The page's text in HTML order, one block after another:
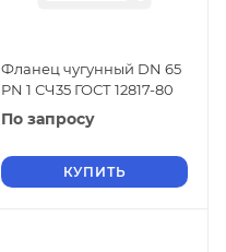
Фланец чугунный DN 65
PN 1 СЧ35 ГОСТ 12817-80
По запросу
КУПИТЬ